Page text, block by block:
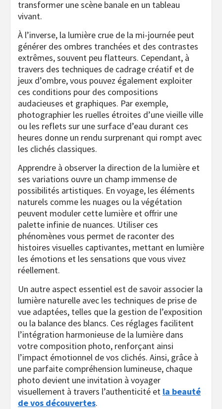
transformer une scène banale en un tableau
vivant.
À l’inverse, la lumière crue de la mi-journée peut
générer des ombres tranchées et des contrastes
extrêmes, souvent peu flatteurs. Cependant, à
travers des techniques de cadrage créatif et de
jeux d’ombre, vous pouvez également exploiter
ces conditions pour des compositions
audacieuses et graphiques. Par exemple,
photographier les ruelles étroites d’une vieille ville
ou les reflets sur une surface d’eau durant ces
heures donne un rendu surprenant qui rompt avec
les clichés classiques.
Apprendre à observer la direction de la lumière et
ses variations ouvre un champ immense de
possibilités artistiques. En voyage, les éléments
naturels comme les nuages ou la végétation
peuvent moduler cette lumière et offrir une
palette infinie de nuances. Utiliser ces
phénomènes vous permet de raconter des
histoires visuelles captivantes, mettant en lumière
les émotions et les sensations que vous vivez
réellement.
Un autre aspect essentiel est de savoir associer la
lumière naturelle avec les techniques de prise de
vue adaptées, telles que la gestion de l’exposition
ou la balance des blancs. Ces réglages facilitent
l’intégration harmonieuse de la lumière dans
votre composition photo, renforçant ainsi
l’impact émotionnel de vos clichés. Ainsi, grâce à
une parfaite compréhension lumineuse, chaque
photo devient une invitation à voyager
visuellement à travers l’authenticité et la beauté
de vos découvertes.